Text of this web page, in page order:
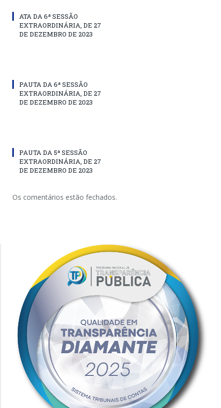
ATA DA 6ª SESSÃO
EXTRAORDINÁRIA, DE 27
DE DEZEMBRO DE 2023
PAUTA DA 6ª SESSÃO
EXTRAORDINÁRIA, DE 27
DE DEZEMBRO DE 2023
PAUTA DA 5ª SESSÃO
EXTRAORDINÁRIA, DE 27
DE DEZEMBRO DE 2023
Os comentários estão fechados.